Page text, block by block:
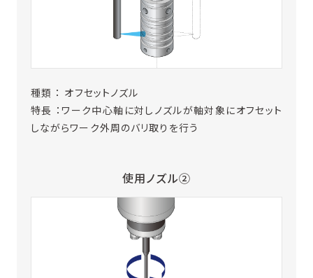
種類 ： オフセットノズル
特長 ：ワーク中心軸に対しノズルが軸対象にオフセット
しながらワーク外周のバリ取りを行う
使用ノズル②